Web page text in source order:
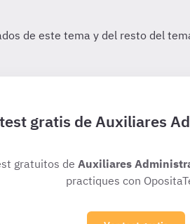
gratis de Auxiliares
gratuitos de Auxiliares
practiques con